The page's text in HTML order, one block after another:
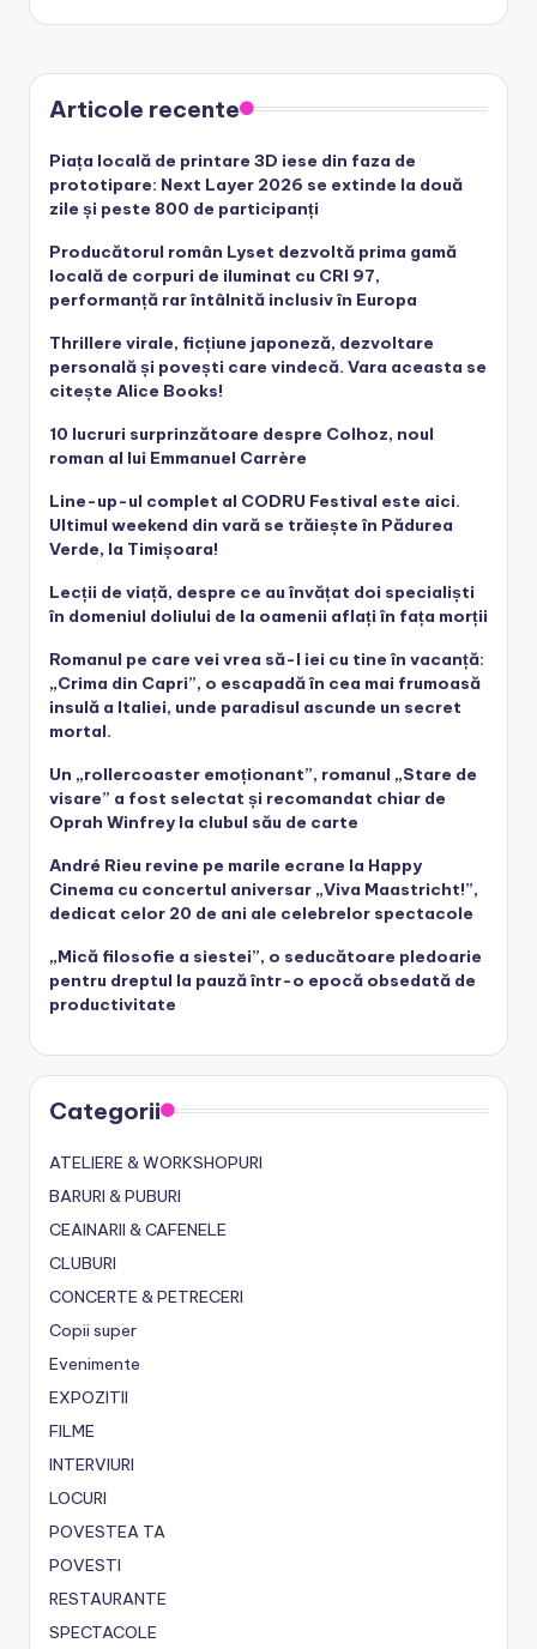
Articole recente
Piața locală de printare 3D iese din faza de
prototipare: Next Layer 2026 se extinde la două
zile și peste 800 de participanți
Producătorul român Lyset dezvoltă prima gamă
locală de corpuri de iluminat cu CRI 97,
performanță rar întâlnită inclusiv în Europa
Thrillere virale, ficțiune japoneză, dezvoltare
personală și povești care vindecă. Vara aceasta se
citește Alice Books!
10 lucruri surprinzătoare despre Colhoz, noul
roman al lui Emmanuel Carrère
Line-up-ul complet al CODRU Festival este aici.
Ultimul weekend din vară se trăiește în Pădurea
Verde, la Timișoara!
Lecții de viață, despre ce au învățat doi specialiști
în domeniul doliului de la oamenii aflați în fața morții
Romanul pe care vei vrea să-l iei cu tine în vacanță:
„Crima din Capri”, o escapadă în cea mai frumoasă
insulă a Italiei, unde paradisul ascunde un secret
mortal.
Un „rollercoaster emoționant”, romanul „Stare de
visare” a fost selectat și recomandat chiar de
Oprah Winfrey la clubul său de carte
André Rieu revine pe marile ecrane la Happy
Cinema cu concertul aniversar „Viva Maastricht!”,
dedicat celor 20 de ani ale celebrelor spectacole
„Mică filosofie a siestei”, o seducătoare pledoarie
pentru dreptul la pauză într-o epocă obsedată de
productivitate
Categorii
ATELIERE & WORKSHOPURI
BARURI & PUBURI
CEAINARII & CAFENELE
CLUBURI
CONCERTE & PETRECERI
Copii super
Evenimente
EXPOZITII
FILME
INTERVIURI
LOCURI
POVESTEA TA
POVESTI
RESTAURANTE
SPECTACOLE